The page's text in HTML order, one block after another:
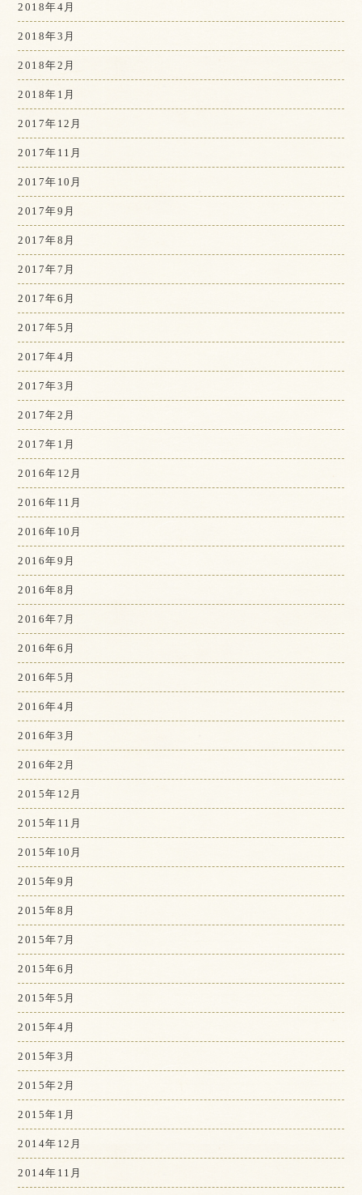
2018年4月
2018年3月
2018年2月
2018年1月
2017年12月
2017年11月
2017年10月
2017年9月
2017年8月
2017年7月
2017年6月
2017年5月
2017年4月
2017年3月
2017年2月
2017年1月
2016年12月
2016年11月
2016年10月
2016年9月
2016年8月
2016年7月
2016年6月
2016年5月
2016年4月
2016年3月
2016年2月
2015年12月
2015年11月
2015年10月
2015年9月
2015年8月
2015年7月
2015年6月
2015年5月
2015年4月
2015年3月
2015年2月
2015年1月
2014年12月
2014年11月